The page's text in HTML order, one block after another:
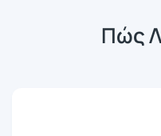
Πώς